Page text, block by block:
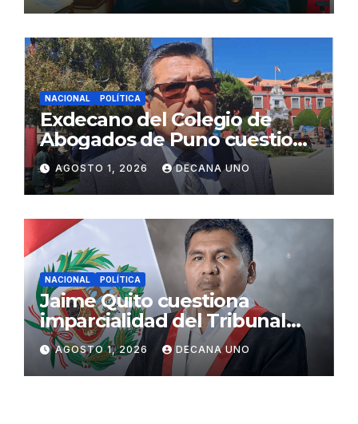
NACIONAL POLÍTICA
Exdecano del Colegio de
Abogados de Puno cuestiona
propuestas sobre seguridad
ciudadana
AGOSTO 1, 2026 DECANA UNO
NACIONAL POLÍTICA
Jaime Quito cuestiona
imparcialidad del Tribunal
Constitucional tras liberación
de Ollanta Humala
AGOSTO 1, 2026 DECANA UNO